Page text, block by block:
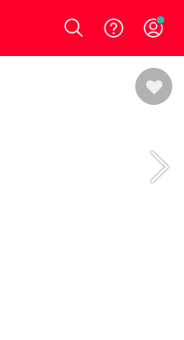
Login